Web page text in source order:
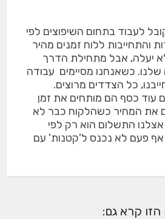
לעבוד בתחום השיפוצים לפי
והתחייבות ללוח זמנים מהיר
יעלה, אבל מתחילת הדרך
כשאנחנו מסיימים עבודה
כל הצדדים מרוצים.
עוד כסף הם מותחים את זמן
את המחיר כשהלקוח כבר לא
אצלנו התשלום הוא רק לפי
אף פעם לא נכנס ל'קטנות' עם
קרא גם: